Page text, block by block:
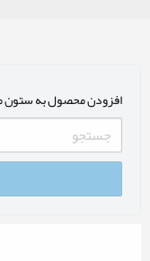
افزودن محصول به ستون